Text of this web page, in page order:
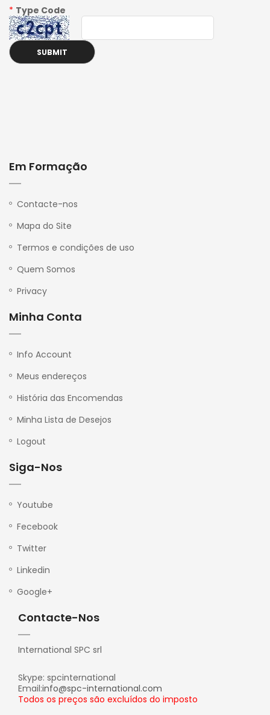
* Type Code
Em Formação
Contacte-nos
Mapa do Site
Termos e condições de uso
Quem Somos
Privacy
Minha Conta
Info Account
Meus endereços
História das Encomendas
Minha Lista de Desejos
Logout
Siga-Nos
Youtube
Fecebook
Twitter
Linkedin
Google+
Contacte-Nos
International SPC srl
Skype: spcinternational
Email:info@spc-international.com
Todos os preços são excluídos do imposto